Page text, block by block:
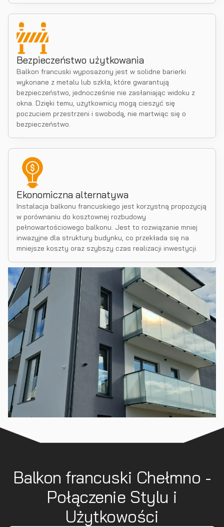
Bezpieczeństwo użytkowania
Balkon francuski wyposażony jest w solidne barierki
wykonane z metalu lub szkła, które gwarantują
bezpieczeństwo, jednocześnie nie zasłaniając widoku z
okna. Dzięki temu, użytkownicy mogą cieszyć się
poczuciem przestrzeni i swobodą, nie martwiąc się o
bezpieczeństwo.
Ekonomiczna alternatywa
Instalacja balkonu francuskiego jest korzystną propozycją
w porównaniu do kosztownej rozbudowy
pełnowartościowego balkonu. Jest to rozwiązanie mniej
inwazyjne dla struktury budynku, co przekłada się na
mniejsze koszty oraz szybszy czas realizacji inwestycji.
Balkon francuski Chełmno -
Połączenie Stylu i
Użytkowości